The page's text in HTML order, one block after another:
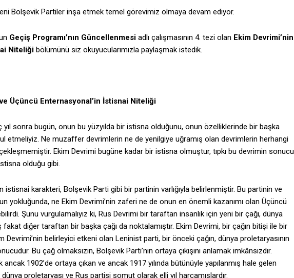
Bolşevik Partiler inşa etmek temel görevimiz olmaya devam ediyor.
Geçiş Programı’nın Güncellenmesi adlı çalışmasının 4. tezi olan Ekim Devrimi’nin
Niteliği bölümünü siz okuyucularımızla paylaşmak istedik.
Üçüncü Enternasyonal’in İstisnai Niteliği
yıl sonra bugün, onun bu yüzyılda bir istisna olduğunu, onun özelliklerinde bir başka
etmeliyiz. Ne muzaffer devrimlerin ne de yenilgiye uğramış olan devrimlerin herhangi
Ekim Devrimi bugüne kadar bir istisna olmuştur, tıpkı bu devrimin sonucu
olduğu gibi.
istisnai karakteri, Bolşevik Parti gibi bir partinin varlığıyla belirlenmiştir. Bu partinin ve
yokluğunda, ne Ekim Devrimi’nin zaferi ne de onun en önemli kazanımı olan Üçüncü
Şunu vurgulamalıyız ki, Rus Devrimi bir taraftan insanlık için yeni bir çağı, dünya
fakat diğer taraftan bir başka çağı da noktalamıştır. Ekim Devrimi, bir çağın bitişi ile bir
Devrimi’nin belirleyici etkeni olan Leninist parti, bir önceki çağın, dünya proletaryasının
Bu çağ olmaksızın, Bolşevik Parti’nin ortaya çıkışını anlamak imkânsızdır.
ancak 1902’de ortaya çıkan ve ancak 1917 yılında bütünüyle yapılanmış hale gelen
dünya proletaryası ve Rus partisi somut olarak elli yıl harcamışlardır.